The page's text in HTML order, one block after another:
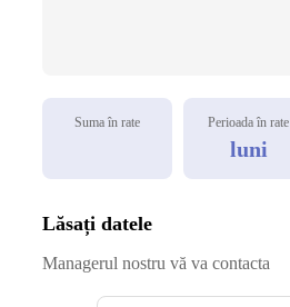
Suma în rate Perioada în rate
luni
Lăsați datele
Managerul nostru vă va contacta